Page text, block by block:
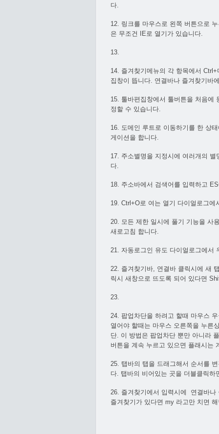
다.
12. 링크를 마우스로 왼쪽 버튼으로
은 무조건 IE로 열기가 있습니다.
13.
14. 즐겨찾기메뉴의 각 항목에서
집창이 뜹니다. 연결바나 즐겨찾기바
15. 툴바편집창에서 툴버튼을 처음에
정할 수 있습니다.
16. 도메인 루트로 이동하기를 한 상
게이션을 합니다.
17. 주소별명을 지정시에 여러개의
다.
18. 주소바에서 검색어를 입력하고
19. Ctrl+O로 여는 열기 다이얼로그
20. 모든 제한 일시에 풀기 기능을 사
새로고침 합니다.
21. 자동로그인 유도 다이얼로그에서
22. 즐겨찾기바, 연결바 클릭시에 새
릭시 새창으로 뜨도록 되어 있다면
23.
24. 팝업차단을 하려고 할때 마우스
열어야 할때는 마우스 오른쪽을 누른
단. 이 방법은 팝업차단 뿐만 아니라
버튼을 계속 누르고 있으면 플래시는
25. 탭바의 탭을 드래그해서 순서를
다. 탭바의 비어있는 곳을 더블클릭
26. 즐겨찾기에서 입력시에 연결바
즐겨찾기가 있다면 my 라고만 치면